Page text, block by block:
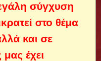
σύγχυση
στο θέμα
και σε
μας έχει